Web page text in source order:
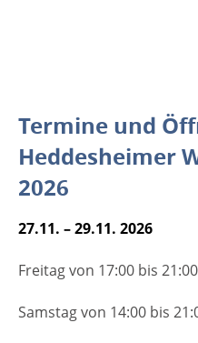
Termine und
Heddesheimer
2026
27.11. – 29.11. 2026
Freitag von 17:00 bis
Samstag von 14:00 bis